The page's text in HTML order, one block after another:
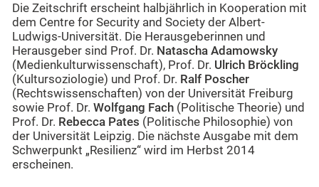
Die Zeitschrift erscheint halbjährlich in Kooperation mit
dem Centre for Security and Society der Albert-
Ludwigs-Universität. Die Herausgeberinnen und
Herausgeber sind Prof. Dr. Natascha Adamowsky
(Medienkulturwissenschaft), Prof. Dr. Ulrich Bröckling
(Kultursoziologie) und Prof. Dr. Ralf Poscher
(Rechtswissenschaften) von der Universität Freiburg
sowie Prof. Dr. Wolfgang Fach (Politische Theorie) und
Prof. Dr. Rebecca Pates (Politische Philosophie) von
der Universität Leipzig. Die nächste Ausgabe mit dem
Schwerpunkt „Resilienz“ wird im Herbst 2014
erscheinen.